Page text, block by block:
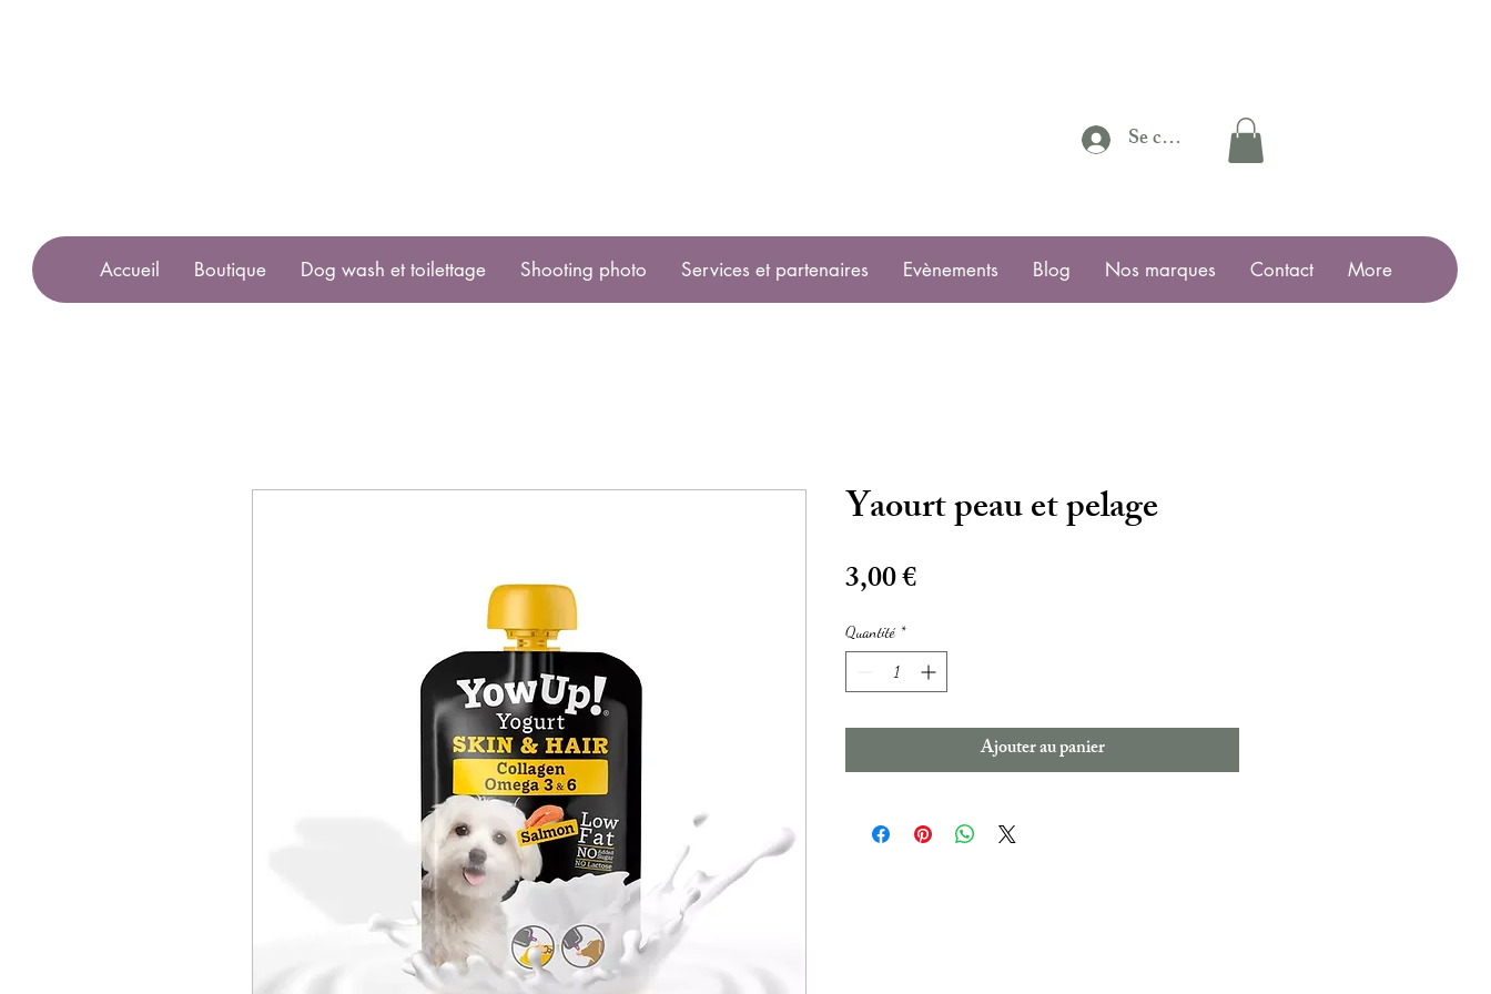
Se connecter
Accueil Boutique Dog wash et toilettage Shooting photo Services et partenaires Evènements Blog Nos marques Contact More
Yaourt peau et pelage
3,00 €Prix
Quantité *
Ajouter au panier